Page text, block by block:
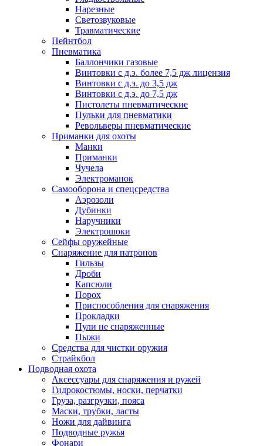
Нарезные
Светозвуковые
Травматические
Пейнтбол
Пневматика
Баллончики газовые
Винтовки с д.э. более 7,5 дж лицензия
Винтовки с д.э. до 3,5 дж
Винтовки с д.э. до 7,5 дж
Пистолеты пневматические
Пульки для пневматики
Револьверы пневматические
Приманки для охоты
Манки
Приманки
Чучела
Электроманок
Самооборона и спецсредства
Аэрозоли
Дубинки
Наручники
Электрошоки
Сейфы оружейные
Снаряжение для патронов
Гильзы
Дроби
Капсюли
Порох
Приспособления для снаряжения
Прокладки
Пули не снаряженные
Пыжи
Средства для чистки оружия
Страйкбол
Подводная охота
Аксессуары для снаряжения и ружей
Гидрокостюмы, носки, перчатки
Груза, разгрузки, пояса
Маски, трубки, ласты
Ножи для дайвинга
Подводные ружья
Фонари